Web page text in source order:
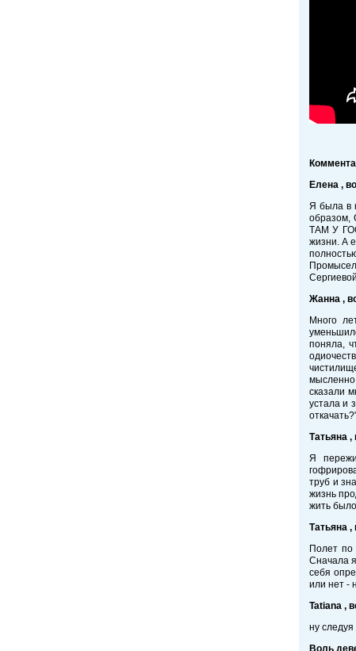
Елена ,
Я была в
образом,
ТАМ У
жизни. А
Жанна ,
Много
поняла,
сказали
устала и
Татьяна ,
Я
труб и
жизнь
жить
Татьяна ,
Полет по
Сначала
себя
или нет -
Tatiana ,
ну следуя
Воль